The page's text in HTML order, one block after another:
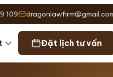
109
Đặt lịch tư vấn